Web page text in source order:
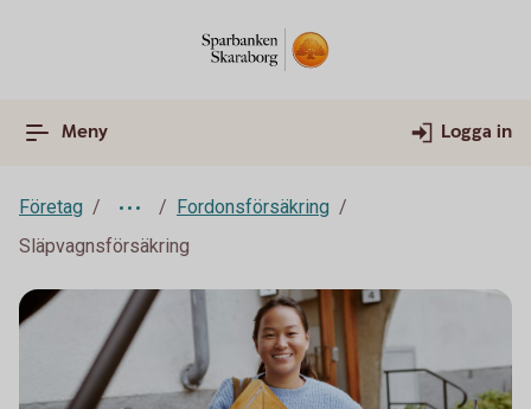
Meny Logga in
Företag
Fordonsförsäkring
Släpvagnsförsäkring